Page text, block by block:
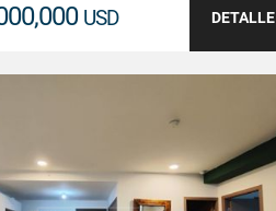
USD DETALLE